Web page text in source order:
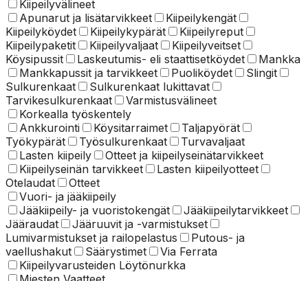
Kiipeilyvälineet
Apunarut ja lisätarvikkeet
Kiipeilykengät
Kiipeilyköydet
Kiipeilykypärät
Kiipeilyreput
Kiipeilypaketit
Kiipeilyvaljaat
Kiipeilyveitset
Köysipussit
Laskeutumis- eli staattisetköydet
Mankka
Mankkapussit ja tarvikkeet
Puoliköydet
Slingit
Sulkurenkaat
Sulkurenkaat lukittavat
Tarvikesulkurenkaat
Varmistusvälineet
Korkealla työskentely
Ankkurointi
Köysitarraimet
Taljapyörät
Työkypärät
Työsulkurenkaat
Turvavaljaat
Lasten kiipeily
Otteet ja kiipeilyseinätarvikkeet
Kiipeilyseinän tarvikkeet
Lasten kiipeilyotteet
Otelaudat
Otteet
Vuori- ja jääkiipeily
Jääkiipeily- ja vuoristokengät
Jääkiipeilytarvikkeet
Jääraudat
Jääruuvit ja -varmistukset
Lumivarmistukset ja railopelastus
Putous- ja
vaellushakut
Säärystimet
Via Ferrata
Kiipeilyvarusteiden Löytönurkka